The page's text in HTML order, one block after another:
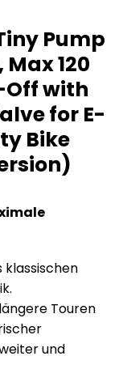
Pump
120
Off with
for E-
Bike
klassischen
Touren
und